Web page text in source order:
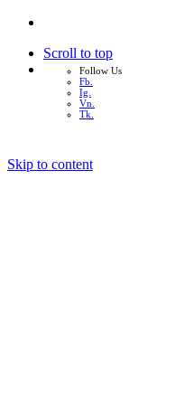
Scroll to top
Follow Us
Fb.
Ig.
Vn.
Tk.
Skip to content